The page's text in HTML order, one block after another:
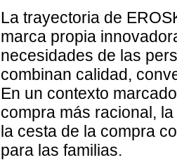
La trayectoria de
marca propia
necesidades de las
combinan calidad,
En un contexto
compra más racional,
la cesta de la compra
para las familias.